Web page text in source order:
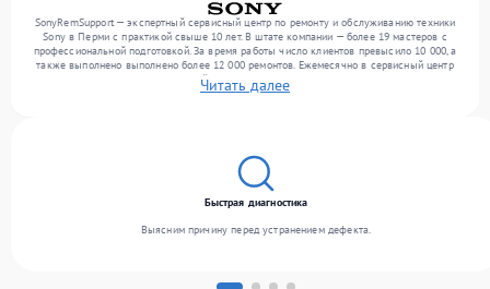
SonyRemSupport — экспертный сервисный центр по ремонту и обслуживанию техники
Sony в Перми с практикой свыше 10 лет. В штате компании — более 19 мастеров с
профессиональной подготовкой. За время работы число клиентов превысило 10 000, а
также выполнено выполнено более 12 000 ремонтов. Ежемесячно в сервисный центр
поступает более 300 обращений, включая , , . Мы работаем с широким спектром
неисправностей и обеспечиваем надежный результат благодаря использованию
Читать далее
Быстрая диагностика
Выясним причину перед устранением дефекта.